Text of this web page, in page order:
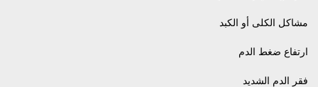
مشاكل الكلى أو الكبد
ارتفاع ضغط الدم
فقر الدم الشديد